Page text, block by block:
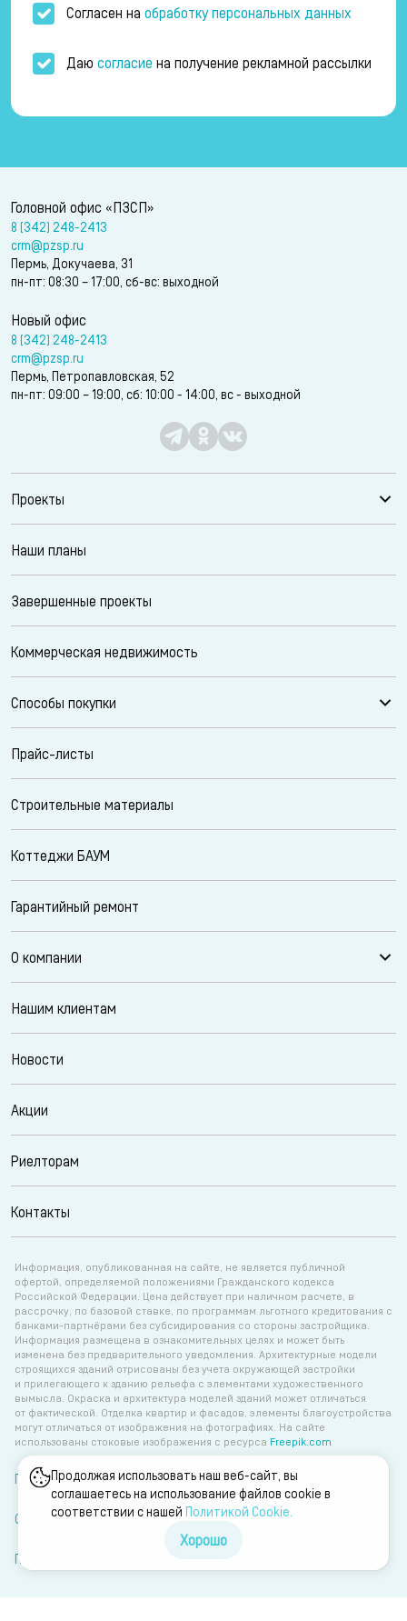
Согласен на обработку персональных данных
Даю согласие на получение рекламной рассылки
Продолжая использовать наш веб-сайт, вы
соглашаетесь на использование файлов cookie в
соответствии с нашей Политикой Сookie.
Хорошо
Головной офис «ПЗСП»
8 (342) 248-2413
crm@pzsp.ru
Пермь, Докучаева, 31
пн-пт: 08:30 – 17:00, сб-вс: выходной
Новый офис
8 (342) 248-2413
crm@pzsp.ru
Пермь, Петропавловская, 52
пн-пт: 09:00 – 19:00, сб: 10:00 - 14:00, вс - выходной
Проекты
Наши планы
Завершенные проекты
Коммерческая недвижимость
Способы покупки
Прайс-листы
Строительные материалы
Коттеджи БАУМ
Гарантийный ремонт
О компании
Нашим клиентам
Новости
Акции
Риелторам
Контакты
Информация, опубликованная на сайте, не является публичной
офертой, определяемой положениями Гражданского кодекса
Российской Федерации. Цена действует при наличном расчете, в
рассрочку, по базовой ставке, по программам льготного кредитования с
банками-партнёрами без субсидирования со стороны застройщика.
Информация размещена в ознакомительных целях и может быть
изменена без предварительного уведомления. Архитектурные модели
строящихся зданий отрисованы без учета окружающей застройки
и прилегающего к зданию рельефа с элементами художественного
вымысла. Окраска и архитектура моделей зданий может отличаться
от фактической. Отделка квартир и фасадов, элементы благоустройства
могут отличаться от изображения на фотографиях. На сайте
использованы стоковые изображения с ресурса Freepik.com
Политика об обработке персональных данных
Согласие на обработку персональных данных
Политика об обработке файлов cookie